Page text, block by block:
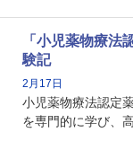
となります。取得
数回ありますが、
の証明になる資格
「小児薬物療法
験記
2月17日
小児薬物療法認定
を専門的に学び、